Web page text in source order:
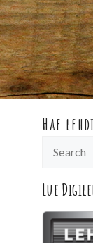
Hae
Lue